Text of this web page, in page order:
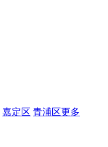
嘉定区 青浦区更多